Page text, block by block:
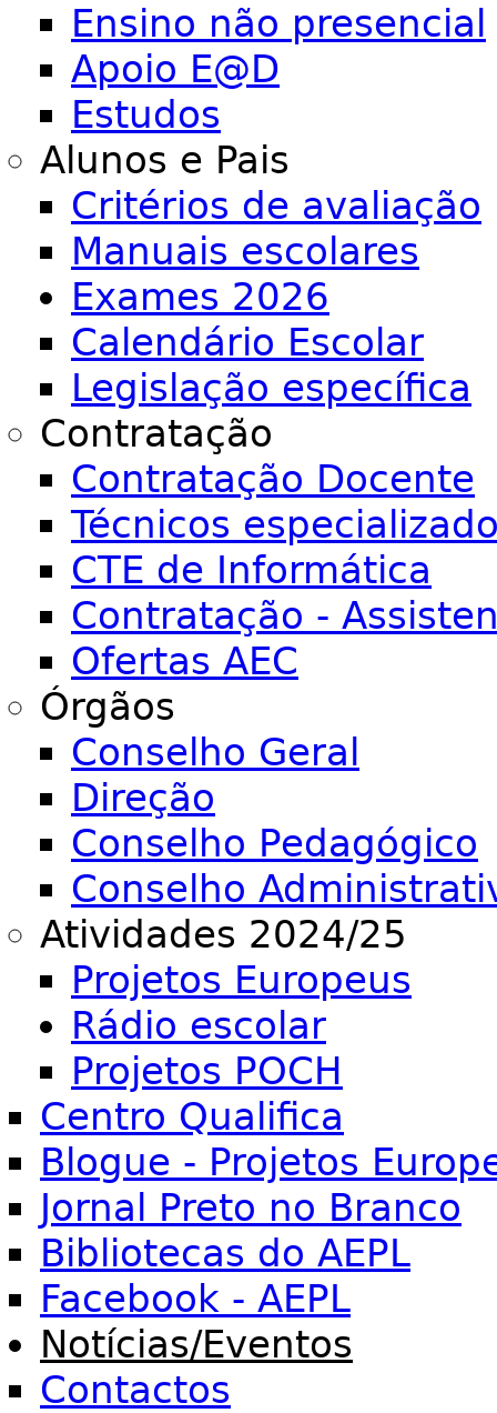
Ensino não presencial
Apoio E@D
Estudos
Alunos e Pais
Critérios de avaliação
Manuais escolares
Exames 2026
Calendário Escolar
Legislação específica
Contratação
Contratação Docente
Técnicos
CTE de Informática
Contratação -
Ofertas AEC
Órgãos
Conselho Geral
Direção
Conselho Pedagógico
Conselho
Atividades 2024/25
Projetos Europeus
Rádio escolar
Projetos POCH
Centro Qualifica
Blogue - Projetos
Jornal Preto no Branco
Bibliotecas do AEPL
Facebook - AEPL
Notícias/Eventos
Contactos